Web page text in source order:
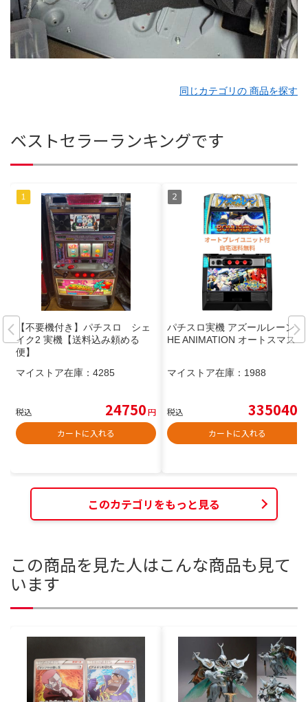
同じカテゴリの 商品を探す
ベストセラーランキングです
【不要機付き】パチスロ シェ
イク2 実機【送料込み頼める
便】
マイストア在庫： 4285
税込 24750円
カートに入れる
パチスロ実機 アズールレーン T
HE ANIMATION オートスマスロ
マイストア在庫： 1988
税込 335040
カートに入れる
このカテゴリをもっと見る
この商品を見た人はこんな商品も見て
います